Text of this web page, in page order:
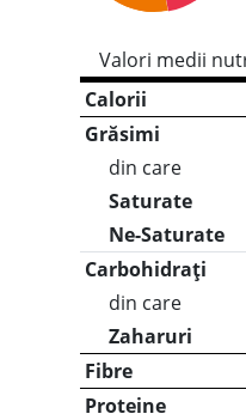
Valori medii
Calorii
Grăsimi
din care
Saturate
Ne-Saturate
Carbohidrați
din care
Zaharuri
Fibre
Proteine